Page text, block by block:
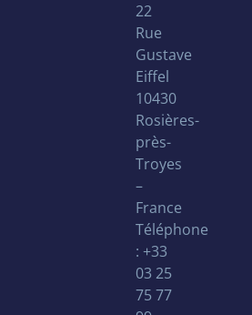
22
Rue
Gustave
Eiffel
10430
Rosières-
près-
Troyes
–
France
Téléphone
: +33
03 25
75 77